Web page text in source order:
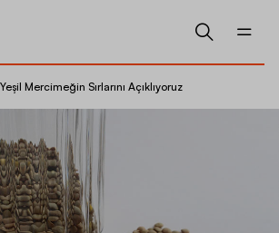
Yeşil Mercimeğin Sırlarını Açıklıyoruz